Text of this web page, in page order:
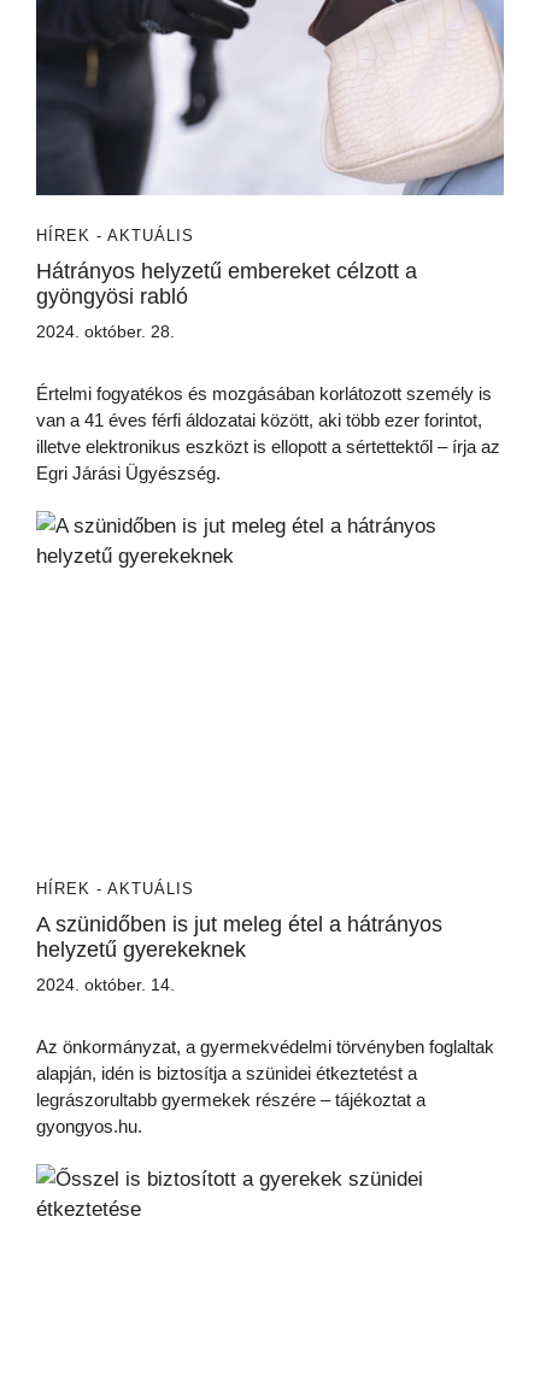
HÍREK - AKTUÁLIS
Hátrányos helyzetű embereket célzott a
gyöngyösi rabló
2024. október. 28.
Értelmi fogyatékos és mozgásában korlátozott személy is
van a 41 éves férfi áldozatai között, aki több ezer forintot,
illetve elektronikus eszközt is ellopott a sértettektől – írja az
Egri Járási Ügyészség.
HÍREK - AKTUÁLIS
A szünidőben is jut meleg étel a hátrányos
helyzetű gyerekeknek
2024. október. 14.
Az önkormányzat, a gyermekvédelmi törvényben foglaltak
alapján, idén is biztosítja a szünidei étkeztetést a
legrászorultabb gyermekek részére – tájékoztat a
gyongyos.hu.